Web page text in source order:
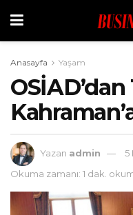
Anasayfa Yaşam
Yazan admin
5
Okuma zamanı: 1 dak.